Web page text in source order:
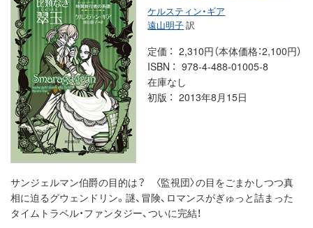
ケルスティン・ギア
遠山明子訳
定価
2,310円（本体価格：2,100円）
ISBN
978-4-488-01005-8
在庫なし
初版
2013年8月15日
サンジェルマン伯爵の目的は？ 〈監視団〉の目をごまかしつつ真
相に迫るグウェンドリン。謎、冒険、ロマンスがぎゅっと詰まった
タイムトラベル・ファンタジー、ついに完結！